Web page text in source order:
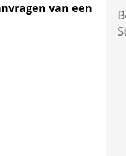
van een